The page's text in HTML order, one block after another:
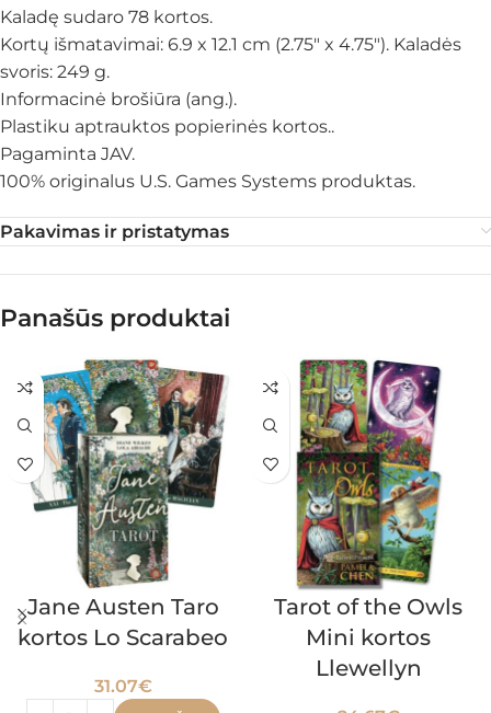
Kaladę sudaro 78 kortos.
Kortų išmatavimai: 6.9 x 12.1 cm (2.75″ x 4.75″). Kaladės
svoris: 249 g.
Informacinė brošiūra (ang.).
Plastiku aptrauktos popierinės kortos..
Pagaminta JAV.
100% originalus U.S. Games Systems produktas.
Pakavimas ir pristatymas
Panašūs produktai
Jane Austen Taro
kortos Lo Scarabeo
31.07€
Tarot of the Owls
Mini kortos
Llewellyn